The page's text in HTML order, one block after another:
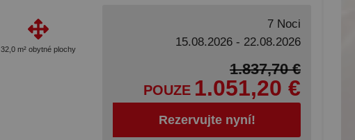
32,0 m² obytné plochy
7 Noci
15.08.2026 - 22.08.2026
1.837,70 €
POUZE 1.051,20 €
Rezervujte nyní!